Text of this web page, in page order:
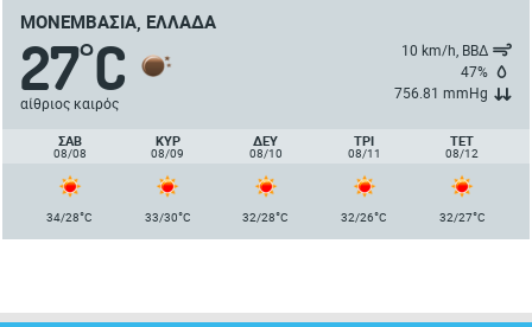
ΜΟΝΕΜΒΑΣΙΆ, ΕΛΛΆΔΑ
27°C
αίθριος καιρός
10 km/h, ΒΒΔ
47%
756.81 mmHg
ΣΑΒ
08/08
ΚΥΡ
08/09
ΔΕΥ
08/10
ΤΡΙ
08/11
ΤΕΤ
08/12
34/28°C 33/30°C 32/28°C 32/26°C 32/27°C